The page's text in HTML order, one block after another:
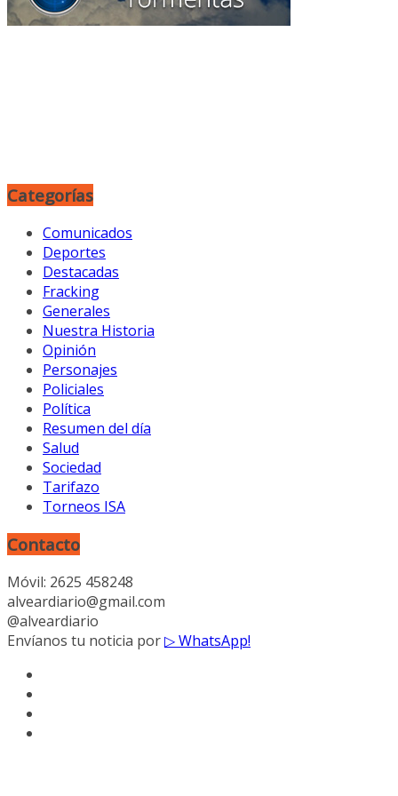
Categorías
Comunicados
Deportes
Destacadas
Fracking
Generales
Nuestra Historia
Opinión
Personajes
Policiales
Política
Resumen del día
Salud
Sociedad
Tarifazo
Torneos ISA
Contacto
Móvil: 2625 458248
alveardiario@gmail.com
@alveardiario
Envíanos tu noticia por▷ WhatsApp!